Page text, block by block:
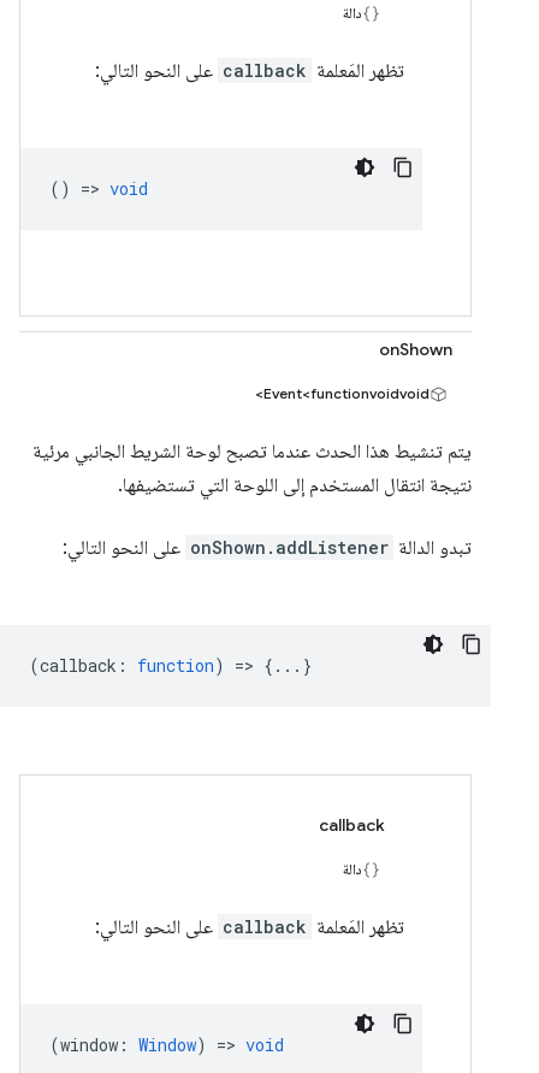
دالة
تظهر المَعلمة callback على النحو التالي:
() => void
onShown
Event<functionvoidvoid>
يتم تنشيط هذا الحدث عندما تصبح لوحة الشريط الجانبي مرئية
نتيجة انتقال المستخدم إلى اللوحة التي تستضيفها.
تبدو الدالة onShown.addListener على النحو التالي:
(callback : function) => {...}
callback
دالة
تظهر المَعلمة callback على النحو التالي:
(window : Window) => void